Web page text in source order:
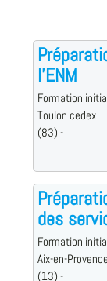
l'ENM
Formation
Toulon cedex
(83) -
des
Formation
Aix-en-Provence
(13) -